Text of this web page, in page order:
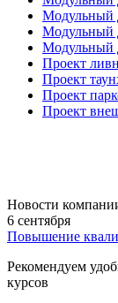
Модульный
Модульный
Модульный
Проект
Проект
Проект
Проект
Новости
6 сентября
Повышение
Рекомендуем
курсов